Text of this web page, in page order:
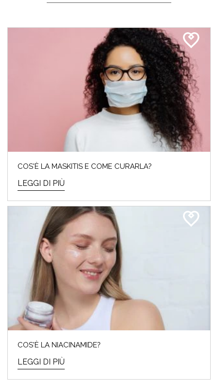
COS'È LA MASKITIS E COME CURARLA?
LEGGI DI PIÙ
COS'È LA NIACINAMIDE?
LEGGI DI PIÙ